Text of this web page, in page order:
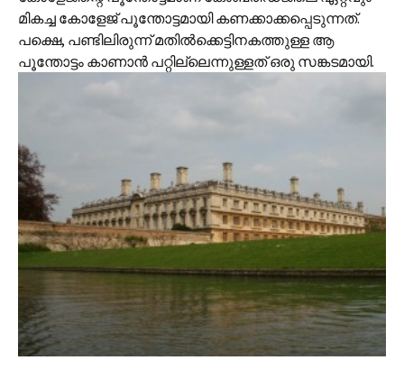
മികച്ച കോളേജ് പൂന്തോട്ടമായി കണക്കാക്കപ്പെടുന്നത്.
പക്ഷെ, പണ്ടിലിരുന്ന് മതില്‍ക്കെട്ടിനകത്തുള്ള ആ
പൂന്തോട്ടം കാണാന്‍ പറ്റില്ലെന്നുള്ളത് ഒരു സങ്കടമായി.